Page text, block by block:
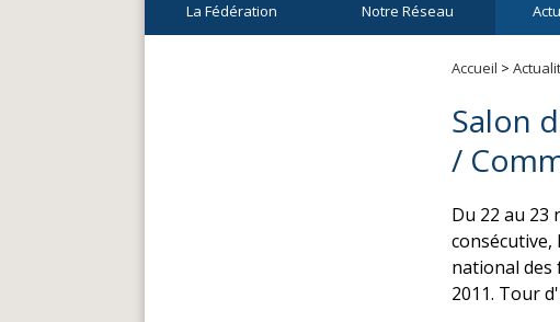
La Fédération Notre Réseau
Accueil >
Salon
/
Du 22 au 23
consécutive,
national des
2011. Tour